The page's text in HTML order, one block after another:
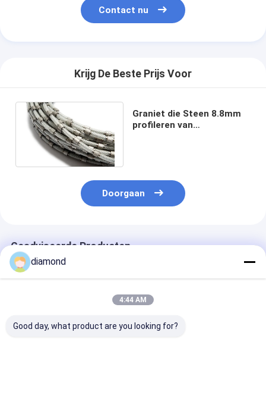
Contact nu
Krijg De Beste Prijs Voor
Graniet die Steen 8.8mm
profileren van
Doorgaan
Geadviseerde Producten
diamond
4:44 AM
Good day, what product are you looking for?